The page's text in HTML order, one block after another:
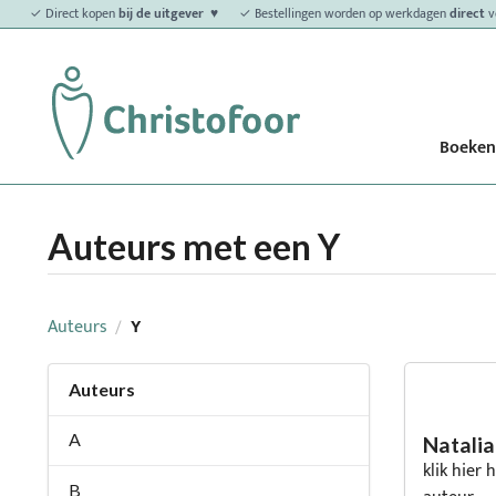
✓ Direct kopenbij de uitgever ♥ ✓ Bestellingen worden op werkdagendirect
Boeken
Auteurs met een Y
Auteurs / Y
Auteurs
A
B
klik hier